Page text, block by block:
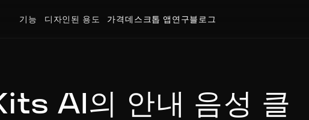
AI의 안내 음성 클
기능 디자인된 용도 가격데스크톱 앱 연구블로그